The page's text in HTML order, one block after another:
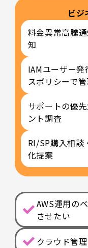
ビジ
料金異常高騰
知
IAMユーザー
スポリシーで
サポートの優
ント調査
RI/SP購入相談
化提案
AWS運用の
させたい
クラウド管